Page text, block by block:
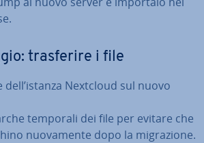
tra­sfe­ri­re i file
Nextcloud sul nuovo
temporali dei file per evitare che
nuo­va­men­te dopo la mi­gra­zio­ne.